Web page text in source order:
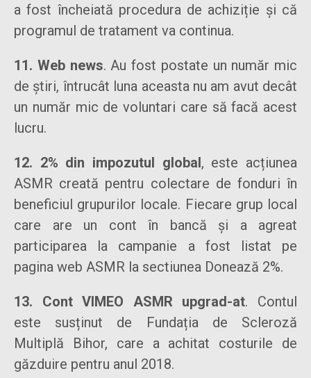
a fost încheiată procedura de achiziție și că
programul de tratament va continua.
11. Web news. Au fost postate un număr mic
de știri, întrucât luna aceasta nu am avut decât
un număr mic de voluntari care să facă acest
lucru.
12. 2% din impozutul global, este acțiunea
ASMR creată pentru colectare de fonduri în
beneficiul grupurilor locale. Fiecare grup local
care are un cont în bancă și a agreat
participarea la campanie a fost listat pe
pagina web ASMR la sectiunea Donează 2%.
13. Cont VIMEO ASMR upgrad-at. Contul
este susținut de Fundația de Scleroză
Multiplă Bihor, care a achitat costurile de
găzduire pentru anul 2018.